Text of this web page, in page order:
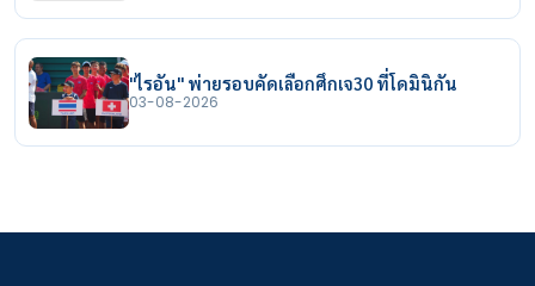
"ไรอัน" พ่ายรอบคัดเลือกศึกเจ30 ที่โดมินิกัน
03-08-2026